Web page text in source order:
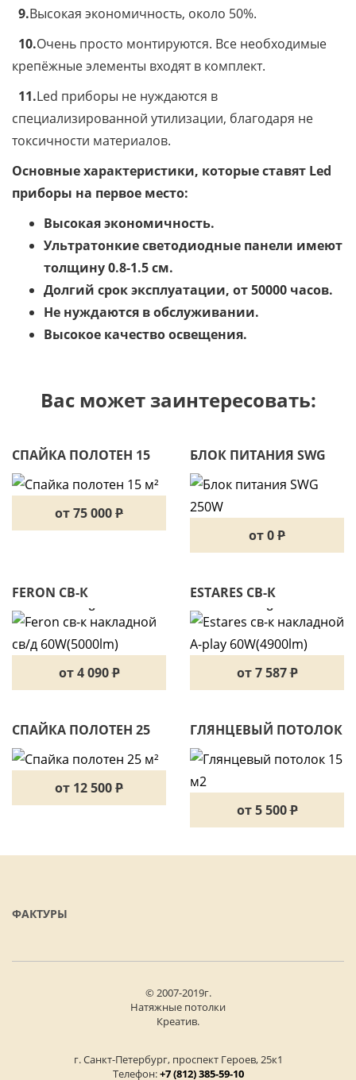
9.Высокая экономичность, около 50%.
10.Очень просто монтируются. Все необходимые
крепёжные элементы входят в комплект.
11.Led приборы не нуждаются в
специализированной утилизации, благодаря не
токсичности материалов.
Основные характеристики, которые ставят Led
приборы на первое место:
Высокая экономичность.
Ультратонкие светодиодные панели имеют
толщину 0.8-1.5 см.
Долгий срок эксплуатации, от 50000 часов.
Не нуждаются в обслуживании.
Высокое качество освещения.
Вас может заинтересовать:
СПАЙКА ПОЛОТЕН 15
М²
от 75 000P
БЛОК ПИТАНИЯ SWG
250W
от 0P
FERON СВ-К
НАКЛАДНОЙ СВ/Д
60W(5000LM)
от 4 090P
ESTARES СВ-К
НАКЛАДНОЙ A-PLAY
60W(4900LM)
от 7 587P
СПАЙКА ПОЛОТЕН 25
М²
от 12 500P
ГЛЯНЦЕВЫЙ ПОТОЛОК
15 М2
от 5 500P
ФАКТУРЫ
© 2007-2019г.
Натяжные потолки
Креатив.
г. Санкт-Петербург, проспект Героев, 25к1
Телефон:+7 (812) 385-59-10